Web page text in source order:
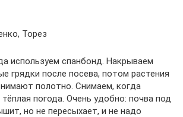
Торез
используем спанбонд. Накрываем
грядки после посева, потом растения
полотно. Снимаем, когда
тёплая погода. Очень удобно: почва под
но не пересыхает, и не надо